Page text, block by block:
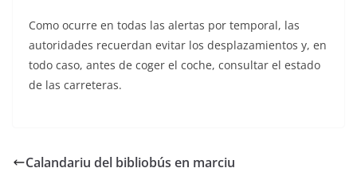
Como ocurre en todas las alertas por temporal, las
autoridades recuerdan evitar los desplazamientos y, en
todo caso, antes de coger el coche, consultar el estado
de las carreteras.
Calandariu del bibliobús en marciu